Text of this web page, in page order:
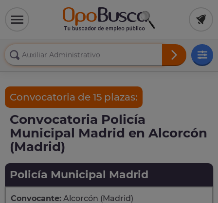
Convocatoria de 15 plazas:
Convocatoria Policía
Municipal Madrid en Alcorcón
(Madrid)
Policía Municipal Madrid
Convocante: Alcorcón (Madrid)